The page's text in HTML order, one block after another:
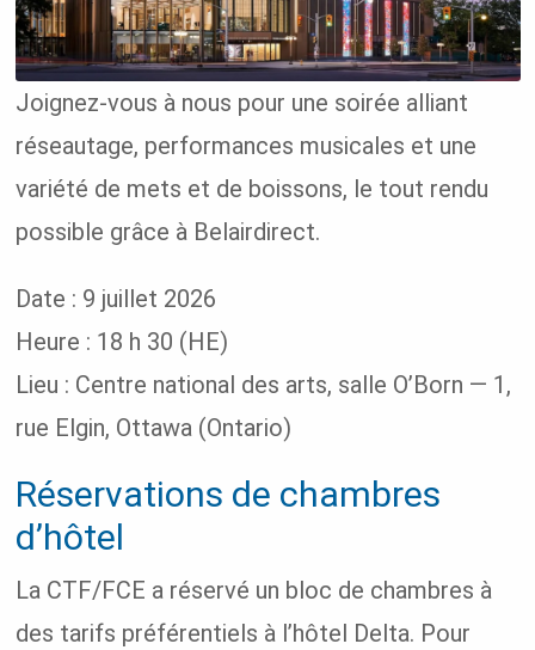
Joignez-vous à nous pour une soirée alliant
réseautage, performances musicales et une
variété de mets et de boissons, le tout rendu
possible grâce à Belairdirect.
Date : 9 juillet 2026
Heure : 18 h 30 (HE)
Lieu : Centre national des arts, salle O’Born — 1,
rue Elgin, Ottawa (Ontario)
Réservations de chambres
d’hôtel
La CTF/FCE a réservé un bloc de chambres à
des tarifs préférentiels à l’hôtel Delta. Pour